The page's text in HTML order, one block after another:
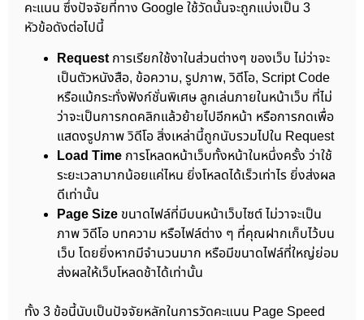
คะแนน ซึ่งปัจจัยที่ทาง Google ใช้วัดนั้นจะถูกแบ่งเป็น 3
หัวข้อดังต่อไปนี้
Requestการเรียกใช้งาในส่วนต่างๆ ของเว็บ ไม่ว่าจะ
เป็นตัวหนังสือ, ข้อความ, รูปภาพ, วิดีโอ, Script Code
หรือแม้กระทั่งฟังก์ชั่นพิเศษ ลูกเล่นภายในหน้าเว็บ ที่ไม่
ว่าจะเป็นการกดคลิกแล้วย้ายไปอีกหน้า หรือการกดเพื่อ
แสดงรูปภาพ วิดีโอ สิ่งเหล่านี้ถูกนับรวมไปใน Request
Load Time การโหลดหน้าเว็บทั้งหน้าในหนึ่งครั้ง ว่าใช้
ระยะเวลามากน้อยแค่ไหน ยิ่งโหลดได้เร็วเท่าไร ยิ่งส่งผล
ดีเท่านั้น
Page Size ขนาดไฟล์ที่มีบนหน้าเว็บไซต์ ไม่วาจะเป็น
ภาพ วิดีโอ บทความ หรือไฟล์ต่าง ๆ ที่คุณฝากเก็บไว้บน
เว็บ โดยยิ่งหากมีจำนวนมาก หรือมีขนาดไฟล์ที่ใหญ่ย่อม
ส่งผลให้เว็บโหลดช้าได้เท่านั้น
ทั้ง 3 ข้อนี้นับเป็นปัจจัยหลักในการวัดคะแนน Page Speed